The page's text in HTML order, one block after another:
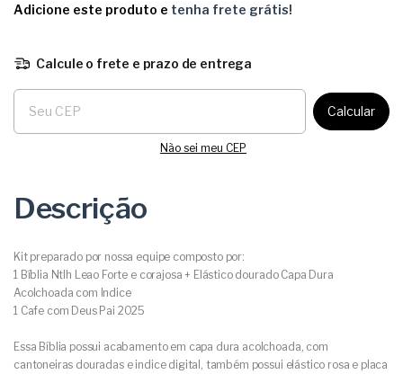
Adicione este produto e tenha frete grátis!
Calcule o frete e prazo de entrega
Entregas para o CEP:
Calcular
Não sei meu CEP
Descrição
Kit preparado por nossa equipe composto por:
1 Bíblia Ntlh Leao Forte e corajosa + Elástico dourado Capa Dura
Acolchoada com Indice
1 Cafe com Deus Pai 2025
Essa Bíblia possui acabamento em capa dura acolchoada, com
cantoneiras douradas e indice digital, também possui elástico rosa e placa